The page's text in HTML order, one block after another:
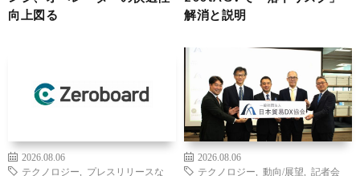
向上図る
解消と説明
2026.08.06
テクノロジー
プレスリリースな
2026.08.06
テクノロジー
動向/展望
記者会